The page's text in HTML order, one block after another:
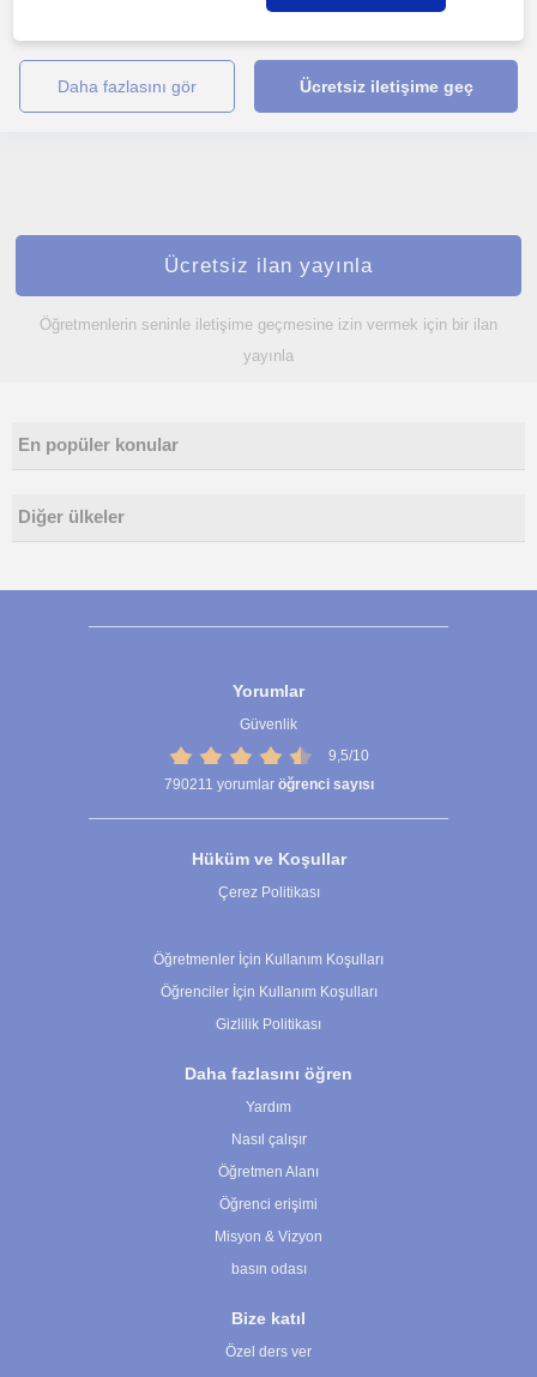
daha fazlasını gör Ücretsiz iletişime geç
Ücretsiz ilan yayınla
Öğretmenlerin seninle iletişime geçmesine izin vermek için bir ilan
yayınla
En popüler konular
Diğer ülkeler
Yorumlar
Güvenlik
9,5/10
790211 yorumlar öğrenci sayısı
Hüküm ve Koşullar
Çerez Politikası
Öğretmenler İçin Kullanım Koşulları
Öğrenciler İçin Kullanım Koşulları
Gizlilik Politikası
Daha fazlasını öğren
Yardım
Nasıl çalışır
Öğretmen Alanı
Öğrenci erişimi
Misyon & Vizyon
basın odası
Bize katıl
Özel ders ver